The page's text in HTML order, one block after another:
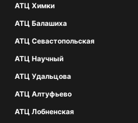
АТЦ Химки
АТЦ Балашиха
АТЦ Севастопольская
АТЦ Научный
АТЦ Удальцова
АТЦ Алтуфьево
АТЦ Лобненская